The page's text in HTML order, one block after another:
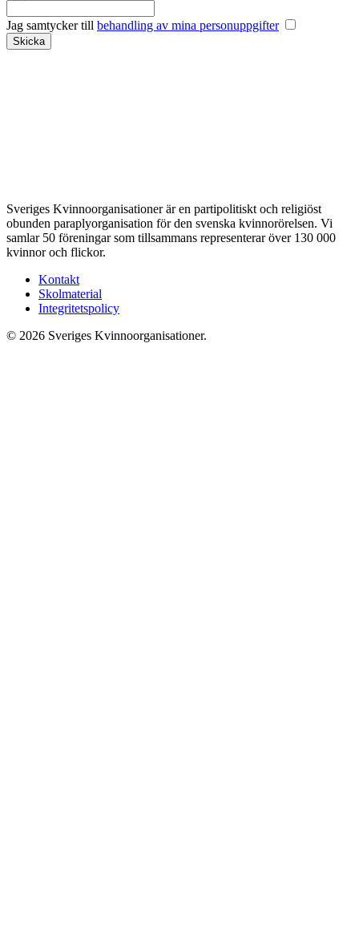
Jag samtycker till behandling av mina personuppgifter
Sveriges Kvinnoorganisationer är en partipolitiskt och religiöst
obunden paraplyorganisation för den svenska kvinnorörelsen. Vi
samlar 50 föreningar som tillsammans representerar över 130 000
kvinnor och flickor.
Kontakt
Skolmaterial
Integritetspolicy
© 2026 Sveriges Kvinnoorganisationer.